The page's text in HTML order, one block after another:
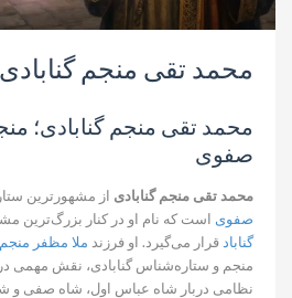
محمد تقی منجم گنابادی
محمد تقی منجم گنابادی؛
صفوی
محمد تقی منجم گنابادی از مشهورترین
صفوی است که نام او در کنار بزرگ‌ترین
گناباد قرار می‌گیرد. او فرزند ملا مظفر منجم
منجم و ستاره‌شناس گنابادی، نقش مهمی
نظامی دربار شاه عباس اول، شاه صفی و